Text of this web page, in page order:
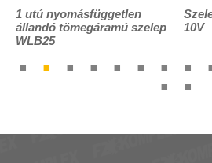
1 utú nyomásfüggetlen
állandó tömegáramú szelep
WLB25
10V